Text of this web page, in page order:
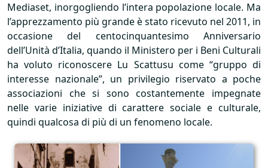
Mediaset, inorgogliendo l’intera popolazione locale. Ma
l’apprezzamento più grande è stato ricevuto nel 2011, in
occasione del centocinquantesimo Anniversario
dell’Unità d’Italia, quando il Ministero per i Beni Culturali
ha voluto riconoscere Lu Scattusu come “gruppo di
interesse nazionale”, un privilegio riservato a poche
associazioni che si sono costantemente impegnate
nelle varie iniziative di carattere sociale e culturale,
quindi qualcosa di più di un fenomeno locale.